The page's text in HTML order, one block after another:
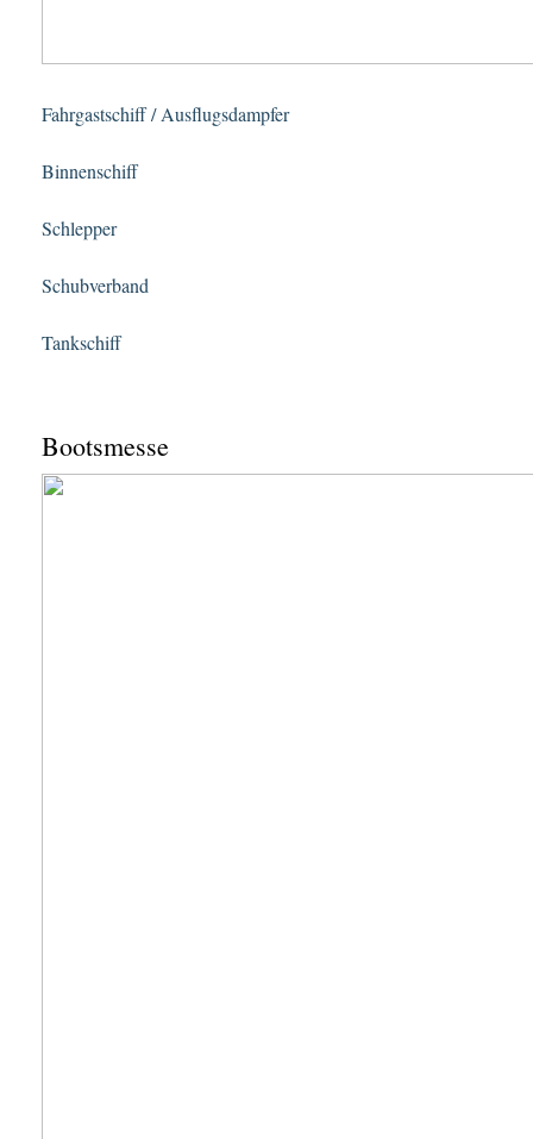
Fahrgastschiff / Ausflugsdampfer
Binnenschiff
Schlepper
Schubverband
Tankschiff
Bootsmesse